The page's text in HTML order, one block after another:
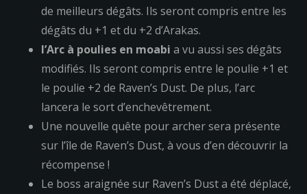
de meilleurs dégâts. Ils seront compris entre les
dégâts du +1 et du +2 d’Arakas.
l’Arc à poulies en moabi a vu aussi ses dégâts
modifiés. Ils seront compris entre le poulie +1 et
le poulie +2 de Raven’s Dust. De plus, l’arc
lancera le sort d’enchevêtrement.
Une nouvelle quête pour archer sera présente
sur l’île de Raven’s Dust, à vous d’en découvrir la
récompense !
Le boss araignée sur Raven’s Dust a été déplacé,